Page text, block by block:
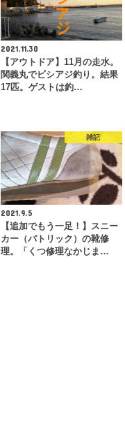
2021.11.30
【アウトドア】11月の走水。
関義丸でビシアジ釣り。結果
17匹。ゲストは釣…
雑記
2021.9.5
【追加でもう一足！】スニー
カー（パトリック）の靴修
理。「くつ修理なかじま…